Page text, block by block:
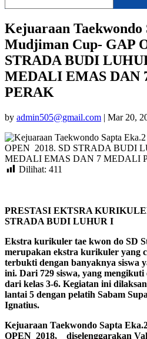
Kejuaraan Taekwondo
Mudjiman Cup- GAP
STRADA BUDI
MEDALI EMAS DAN
PERAK
by admin505@gmail.com | Mar 20,
Dilihat: 411
PRESTASI EKTSRA
STRADA BUDI LUHUR I
Ekstra kurikuler tae kwon do SD
merupakan ekstra kurikuler yang
terbukti dengan banyaknya siswa
ini. Dari 729 siswa, yang
dari kelas 3-6. Kegiatan ini
lantai 5 dengan pelatih Sabam
Ignatius.
Kejuaraan Taekwondo Sapta
OPEN 2018, diselenggarakan